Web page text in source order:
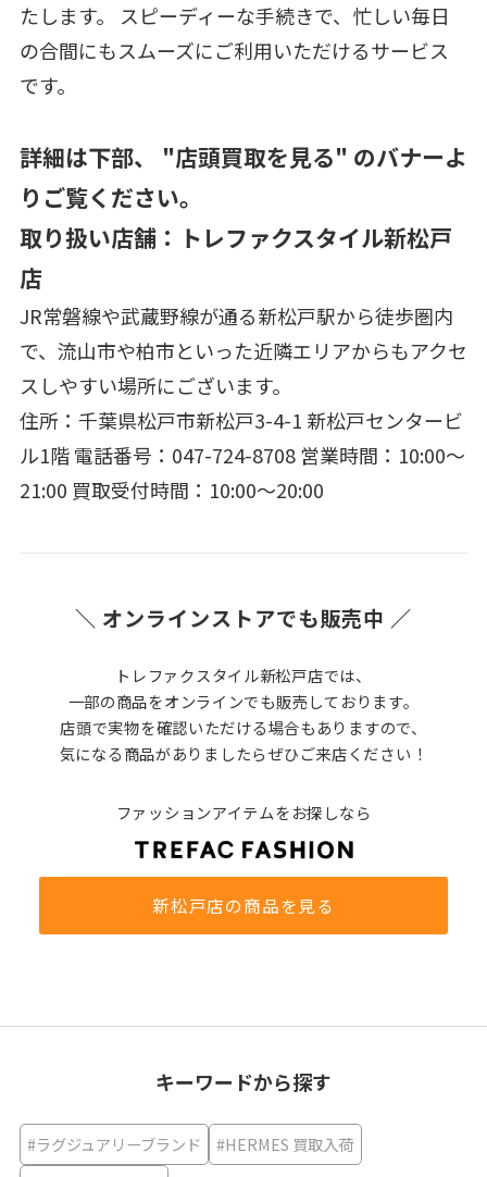
たします。 スピーディーな手続きで、忙しい毎日
の合間にもスムーズにご利用いただけるサービス
です。
詳細は下部、 "店頭買取を見る" のバナーよ
りご覧ください。
取り扱い店舗：トレファクスタイル新松戸
店
JR常磐線や武蔵野線が通る新松戸駅から徒歩圏内
で、流山市や柏市といった近隣エリアからもアクセ
スしやすい場所にございます。
住所：千葉県松戸市新松戸3-4-1 新松戸センタービ
ル1階 電話番号：047-724-8708 営業時間：10:00～
21:00 買取受付時間：10:00～20:00
＼ オンラインストアでも販売中 ／
トレファクスタイル新松戸店では、
一部の商品をオンラインでも販売しております。
店頭で実物を確認いただける場合もありますので、
気になる商品がありましたらぜひご来店ください！
ファッションアイテムをお探しなら
新松戸店の商品を見る
キーワードから探す
#ラグジュアリーブランド
#HERMES 買取入荷